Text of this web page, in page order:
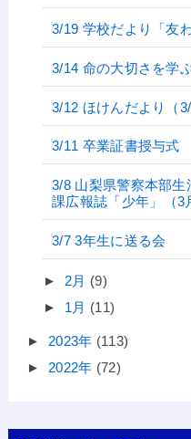
3/19 学校だより「友
3/14 命の大切さを学
3/12 ほけんだより（3/
3/11 卒業証書授与式
3/8 山梨県警察本部
課広報誌「少年」（3
3/7 3年生に送る会
► 2月 (9)
► 1月 (11)
► 2023年 (113)
► 2022年 (72)